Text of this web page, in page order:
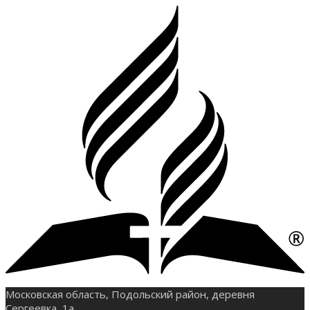
Московская область, Подольский район, деревня